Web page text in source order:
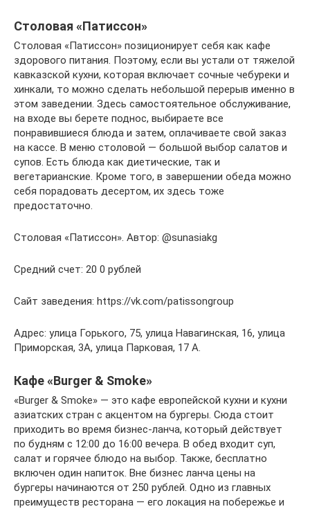
Столовая «Патиссон»
Столовая «Патиссон» позиционирует себя как кафе
здорового питания. Поэтому, если вы устали от тяжелой
кавказской кухни, которая включает сочные чебуреки и
хинкали, то можно сделать небольшой перерыв именно в
этом заведении. Здесь самостоятельное обслуживание,
на входе вы берете поднос, выбираете все
понравившиеся блюда и затем, оплачиваете свой заказ
на кассе. В меню столовой — большой выбор салатов и
супов. Есть блюда как диетические, так и
вегетарианские. Кроме того, в завершении обеда можно
себя порадовать десертом, их здесь тоже
предостаточно.
Столовая «Патиссон». Автор: @sunasiakg
Средний счет: 20 0 рублей
Сайт заведения: https://vk.com/patissongroup
Адрес: улица Горького, 75, улица Навагинская, 16, улица
Приморская, 3А, улица Парковая, 17 А.
Кафе «Burger & Smoke»
«Burger & Smoke» — это кафе европейской кухни и кухни
азиатских стран с акцентом на бургеры. Сюда стоит
приходить во время бизнес-ланча, который действует
по будням с 12:00 до 16:00 вечера. В обед входит суп,
салат и горячее блюдо на выбор. Также, бесплатно
включен один напиток. Вне бизнес ланча цены на
бургеры начинаются от 250 рублей. Одно из главных
преимуществ ресторана — его локация на побережье и